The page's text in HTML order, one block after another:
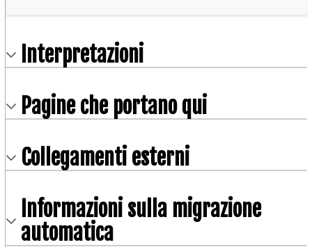
Interpretazioni
Pagine che portano qui
Collegamenti esterni
Informazioni sulla migrazione
automatica